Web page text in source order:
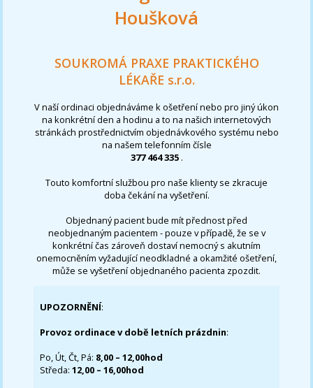
Houšková
SOUKROMÁ PRAXE PRAKTICKÉHO
LÉKAŘE s.r.o.
V naší ordinaci objednáváme k ošetření nebo pro jiný úkon
na konkrétní den a hodinu a to na našich internetových
stránkách prostřednictvím objednávkového systému nebo
na našem telefonním čísle
377 464 335 .
Touto komfortní službou pro naše klienty se zkracuje
doba čekání na vyšetření.
Objednaný pacient bude mít přednost před
neobjednaným pacientem - pouze v případě, že se v
konkrétní čas zároveň dostaví nemocný s akutním
onemocněním vyžadující neodkladné a okamžité ošetření,
může se vyšetření objednaného pacienta zpozdit.
UPOZORNĚNÍ:
Provoz ordinace v době letních prázdnin:
Po, Út, Čt, Pá: 8,00 – 12,00hod
Středa:12,00 – 16,00hod